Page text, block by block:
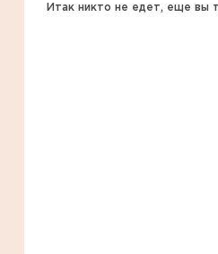
Итак никто не едет, еще вы